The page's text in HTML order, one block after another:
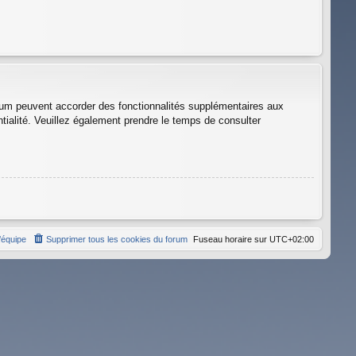
peuvent accorder des fonctionnalités supplémentaires aux
Veuillez également prendre le temps de consulter
Fuseau horaire sur UTC+02:00
Supprimer tous les cookies du forum